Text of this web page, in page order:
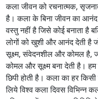
कला जीवन को रचनात्मक,
है। कला के बिना जीवन का
वस्तु नहीं है जिसे कोई बनाता है
लोगों को खुशी और आनंद देती है
सूक्ष्म, संवेदनशील और कोमल है,
कोमल और सूक्ष्म बना देती है।
छिपी होती है। कला का हर
लिये विश्व कला दिवस विभिन्न